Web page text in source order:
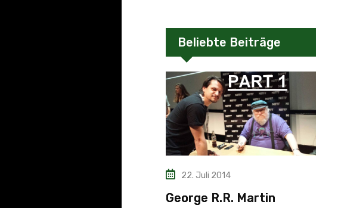
Beliebte Beiträge
22. Juli 2014
George R.R. Martin